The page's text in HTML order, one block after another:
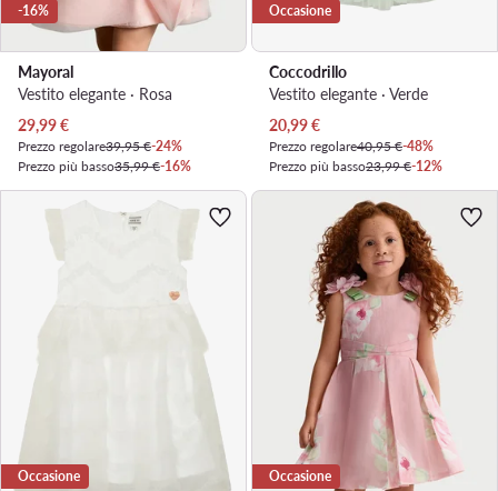
-16%
Mayoral
Vestito elegante · Rosa
Prezzo attuale
29,99€
Prezzo regolare39,95 €-24%
Prezzo più basso35,99 €-16%
Occasione
Coccodrillo
Vestito elegante · Verde
Prezzo attuale
20,99€
Prezzo regolare40,95 €-48%
Prezzo più basso23,99 €-12%
Occasione Occasione